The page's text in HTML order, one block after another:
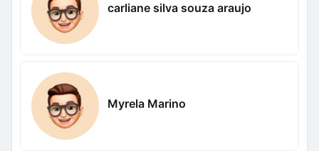
carliane silva souza araujo
Myrela Marino